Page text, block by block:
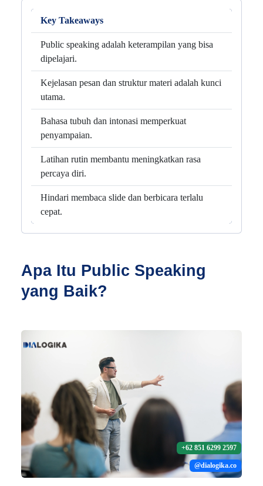
Key Takeaways
Public speaking adalah keterampilan yang bisa
dipelajari.
Kejelasan pesan dan struktur materi adalah kunci
utama.
Bahasa tubuh dan intonasi memperkuat
penyampaian.
Latihan rutin membantu meningkatkan rasa
percaya diri.
Hindari membaca slide dan berbicara terlalu
cepat.
Apa Itu Public Speaking
yang Baik?
+62 851 6299 2597
@dialogika.co